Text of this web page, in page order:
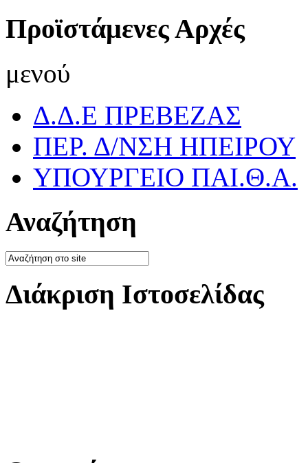
Προϊστάμενες Αρχές
μενού
Δ.Δ.Ε ΠΡΕΒΕΖΑΣ
ΠΕΡ. Δ/ΝΣΗ ΗΠΕΙΡΟΥ
ΥΠΟΥΡΓΕΙΟ ΠΑΙ.Θ.Α.
Αναζήτηση
Διάκριση Ιστοσελίδας